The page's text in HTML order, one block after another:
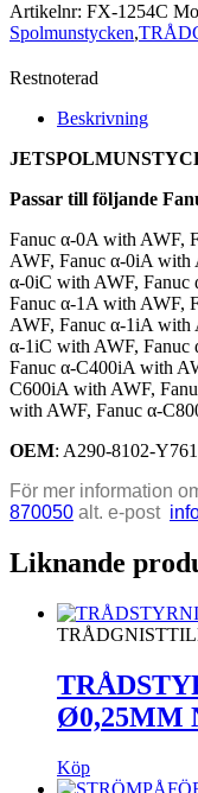
Artikelnr: FX-1254C
Spolmunstycken,
Restnoterad
Beskrivning
Passar till följande
Fanuc α-0A with AWF,
AWF, Fanuc α-0iA with
α-0iC with AWF, Fanuc
Fanuc α-1A with AWF,
AWF, Fanuc α-1iA with
α-1iC with AWF, Fanuc
Fanuc α-C400iA with
C600iA with AWF,
with AWF, Fanuc α-
OEM: A290-8102-Y761
För mer information
870050 alt. e-post
Liknande
Ø0,25MM
Köp